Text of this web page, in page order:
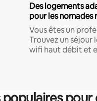
Des logements
pour les nomades
Vous êtes un
Trouvez un séjour
wifi haut débit et